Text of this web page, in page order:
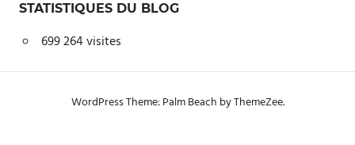
STATISTIQUES DU BLOG
699 264 visites
WordPress Theme: Palm Beach by ThemeZee.